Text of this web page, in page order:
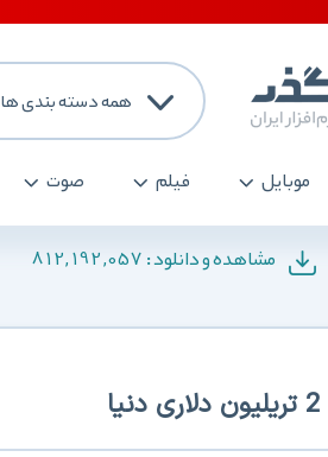
همه دسته بندی ها
موبایل فیلم صوت
مشاهده و دانلود : 812,192,057